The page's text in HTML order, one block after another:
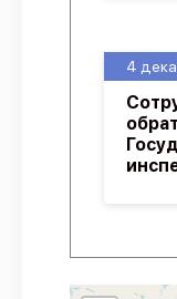
4